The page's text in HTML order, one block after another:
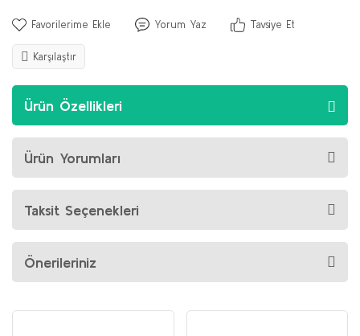
Yorum Yaz Tavsiye Et
Karşılaştır
Ürün Özellikleri
Ürün Yorumları
Taksit Seçenekleri
Önerileriniz